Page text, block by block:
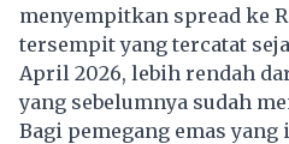
menyempitkan spread ke
tersempit yang tercatat
April 2026, lebih rendah
yang sebelumnya sudah
Bagi pemegang emas